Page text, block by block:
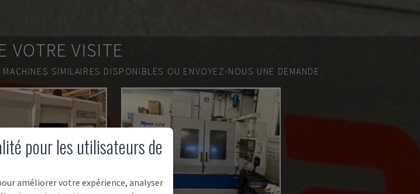
VOTRE VISITE
SIMILAIRES DISPONIBLES OU ENVOYEZ-NOUS UNE DEMANDE.
pour les utilisateurs de
améliorer votre expérience, analyser